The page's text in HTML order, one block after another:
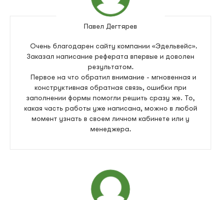
Павел Дегтярев
Очень благодарен сайту компании «Эдельвейс».
Заказал написание реферата впервые и доволен
результатом.
Первое на что обратил внимание - мгновенная и
конструктивная обратная связь, ошибки при
заполнении формы помогли решить сразу же. То,
какая часть работы уже написана, можно в любой
момент узнать в своем личном кабинете или у
менеджера.